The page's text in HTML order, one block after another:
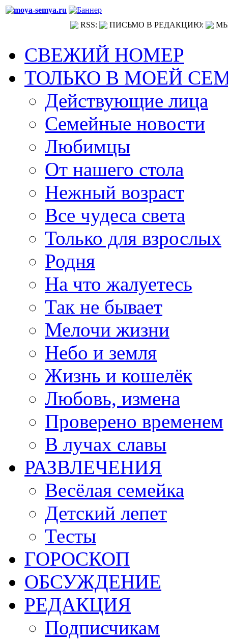
RSS: ПИСЬМО В РЕДАКЦИЮ:
СВЕЖИЙ НОМЕР
ТОЛЬКО В МОЕЙ
Действующие лица
Семейные новости
Любимцы
От нашего стола
Нежный возраст
Все чудеса света
Только для взрослых
Родня
На что жалуетесь
Так не бывает
Мелочи жизни
Небо и земля
Жизнь и кошелёк
Любовь, измена
Проверено временем
В лучах славы
РАЗВЛЕЧЕНИЯ
Весёлая семейка
Детский лепет
Тесты
ГОРОСКОП
ОБСУЖДЕНИЕ
РЕДАКЦИЯ
Подписчикам